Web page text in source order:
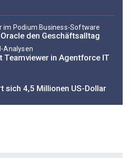
Podium Business-Software
den Geschäftsalltag
Analysen
in Agentforce IT
sich 4,5 Millionen US-Dollar